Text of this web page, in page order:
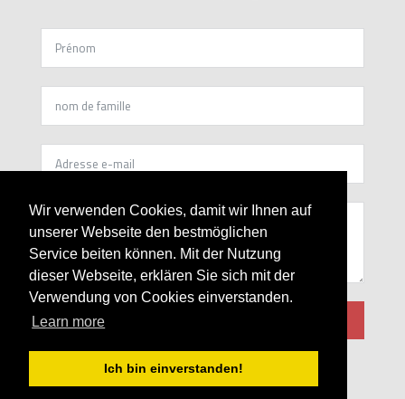
Wir verwenden Cookies, damit wir Ihnen auf
unserer Webseite den bestmöglichen
Service beiten können. Mit der Nutzung
dieser Webseite, erklären Sie sich mit der
Verwendung von Cookies einverstanden.
Learn more
Ich bin einverstanden!